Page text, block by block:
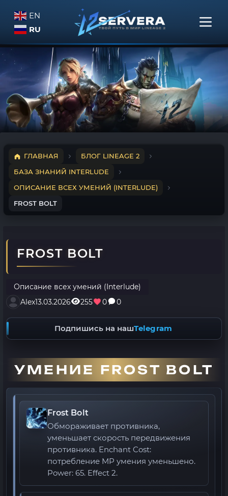
EN
RU
ГЛАВНАЯ
БЛОГ LINEAGE 2
БАЗА ЗНАНИЙ INTERLUDE
ОПИСАНИЕ ВСЕХ УМЕНИЙ (INTERLUDE)
FROST BOLT
FROST BOLT
Описание всех умений (Interlude)
Alex13.03.2026 255 0 0
Подпишись на нашTelegram
УМЕНИЕ FROST BOLT
Frost Bolt
Обмораживает противника,
уменьшает скорость передвижения
противника. Enchant Cost:
потребление MP умения уменьшено.
Power: 65. Effect 2.